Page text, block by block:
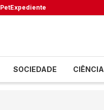
PetExpediente
SOCIEDADE CIÊNCIA